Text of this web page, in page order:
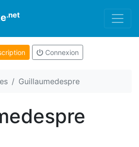
.net
Connexion
Guillaumedespre